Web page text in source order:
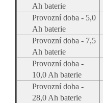
Ah baterie
Provozní doba - 5,0
Ah baterie
Provozní doba - 7,5
Ah baterie
Provozní doba -
10,0 Ah baterie
Provozní doba -
28,0 Ah baterie